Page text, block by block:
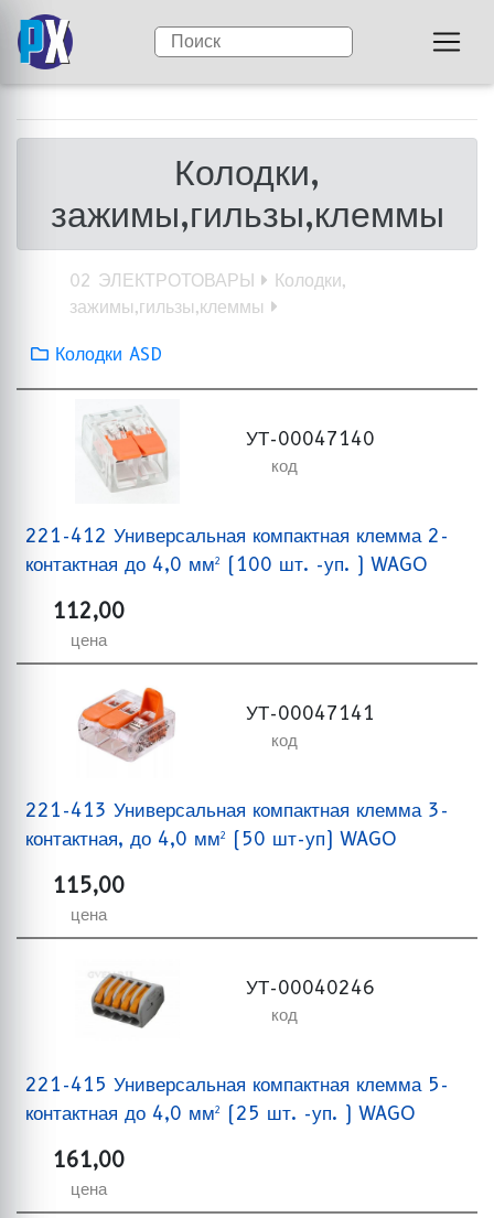
Колодки,
зажимы,гильзы,клеммы
02 ЭЛЕКТРОТОВАРЫ
Колодки,
зажимы,гильзы,клеммы
Колодки ASD
УТ-00047140
код
221-412 Универсальная компактная клемма 2-
контактная до 4,0 мм² (100 шт. -уп. ) WAGO
112,00
цена
УТ-00047141
код
221-413 Универсальная компактная клемма 3-
контактная, до 4,0 мм² (50 шт-уп) WAGO
115,00
цена
УТ-00040246
код
221-415 Универсальная компактная клемма 5-
контактная до 4,0 мм² (25 шт. -уп. ) WAGO
161,00
цена